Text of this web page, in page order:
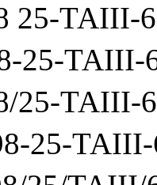
ТАIII-
25-ТАIII-
25-ТАIII-
25-ТАIII-